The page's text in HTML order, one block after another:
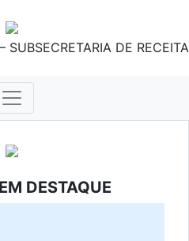
SUBSECRETARIA DE RECEITA
DESTAQUE